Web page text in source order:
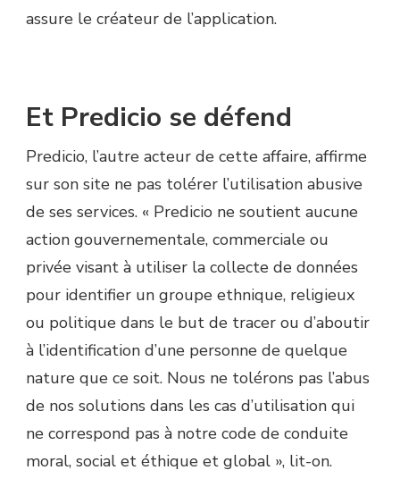
assure le créateur de l’application.
Et Predicio se défend
Predicio, l’autre acteur de cette affaire, affirme
sur son site ne pas tolérer l’utilisation abusive
de ses services. « Predicio ne soutient aucune
action gouvernementale, commerciale ou
privée visant à utiliser la collecte de données
pour identifier un groupe ethnique, religieux
ou politique dans le but de tracer ou d’aboutir
à l’identification d’une personne de quelque
nature que ce soit. Nous ne tolérons pas l’abus
de nos solutions dans les cas d’utilisation qui
ne correspond pas à notre code de conduite
moral, social et éthique et global », lit-on.